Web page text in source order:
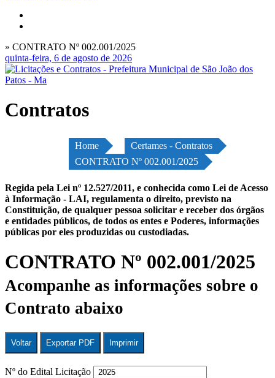
» CONTRATO Nº 002.001/2025
quinta-feira, 6 de agosto de 2026
Contratos
Home
Certames - Contratos
CONTRATO Nº 002.001/2025
Regida pela Lei nº 12.527/2011, e conhecida como Lei de Acesso
à Informação - LAI, regulamenta o direito, previsto na
Constituição, de qualquer pessoa solicitar e receber dos órgãos
e entidades públicos, de todos os entes e Poderes, informações
públicas por eles produzidas ou custodiadas.
CONTRATO Nº 002.001/2025
Acompanhe as informações sobre o
Contrato abaixo
Voltar Exportar PDF Imprimir
Nº do Edital Licitação